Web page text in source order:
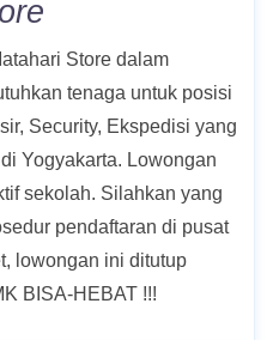
Store dalam
tenaga untuk posisi
Security, Ekspedisi yang
Yogyakarta. Lowongan
sekolah. Silahkan yang
pendaftaran di pusat
lowongan ini ditutup
BISA-HEBAT !!!